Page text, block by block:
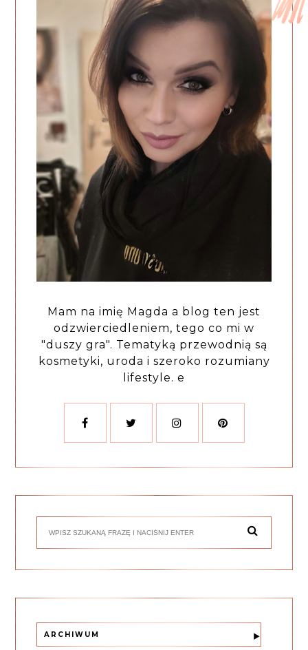
Mam na imię Magda a blog ten jest
odzwierciedleniem, tego co mi w
"duszy gra". Tematyką przewodnią są
kosmetyki, uroda i szeroko rozumiany
lifestyle. e
ARCHIWUM